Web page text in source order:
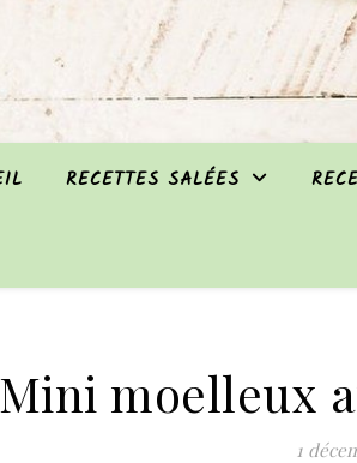
RECETTES SALÉES
Mini moelleux
1